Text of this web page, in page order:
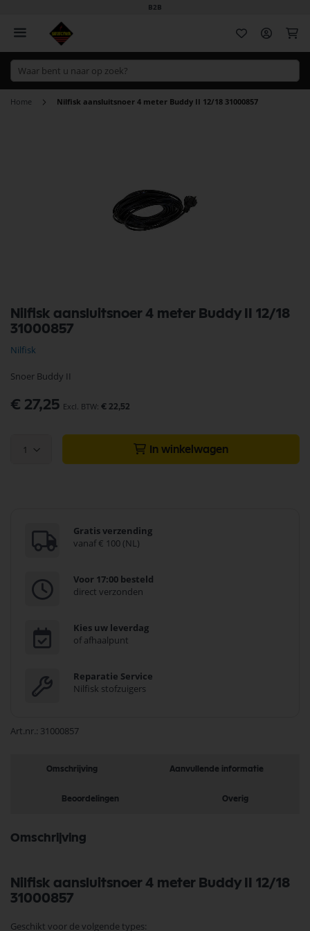
B2B
Home Nilfisk aansluitsnoer 4 meter Buddy II 12/18 31000857
Nilfisk aansluitsnoer 4 meter Buddy II 12/18
31000857
Nilfisk
Snoer Buddy II
€ 27,25 € 22,52
1 In winkelwagen
Gratis verzending
vanaf € 100 (NL)
Voor 17:00 besteld
direct verzonden
Kies uw leverdag
of afhaalpunt
Reparatie Service
Nilfisk stofzuigers
Art.nr. 31000857
naar
het
van
afbeeldingen-
Omschrijving Aanvullende informatie
Beoordelingen Overig
Omschrijving
Nilfisk aansluitsnoer 4 meter Buddy II 12/18
31000857
Geschikt voor de volgende types: